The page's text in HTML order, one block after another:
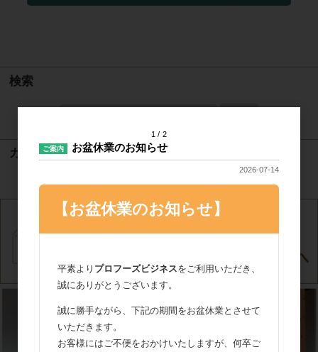
検索
カート
カートは空です
1 2
ご案内 お盆休業のお知らせ
2026-07-14
【お盆休業のお知らせ】
平素より プロフーズビジネスをご利用いただき、
誠にありがとうございます。
誠に勝手ながら、下記の期間をお盆休業とさせて
いただきます。
お客様にはご不便をおかけいたしますが、何卒ご